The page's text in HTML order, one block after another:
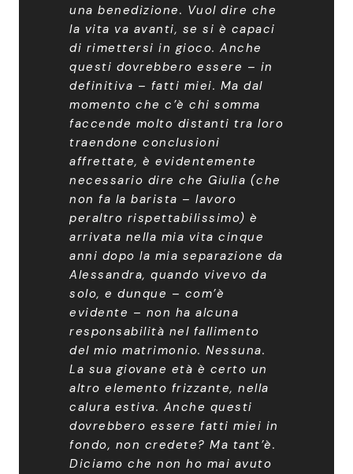
una benedizione. Vuol dire che
la vita va avanti, se si è capaci
di rimettersi in gioco. Anche
questi dovrebbero essere – in
definitiva – fatti miei. Ma dal
momento che c’è chi somma
faccende molto distanti tra loro
traendone conclusioni
affrettate, è evidentemente
necessario dire che Giulia (che
non fa la barista – lavoro
peraltro rispettabilissimo) è
arrivata nella mia vita cinque
anni dopo la mia separazione da
Alessandra, quando vivevo da
solo, e dunque – com’è
evidente – non ha alcuna
responsabilità nel fallimento
del mio matrimonio. Nessuna.
La sua giovane età è certo un
altro elemento frizzante, nella
calura estiva. Anche questi
dovrebbero essere fatti miei in
fondo, non credete? Ma tant’è.
Diciamo che non ho mai avuto